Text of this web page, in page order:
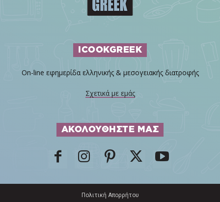
ICOOKGREEK
On-line εφημερίδα ελληνικής & μεσογειακής διατροφής
Σχετικά με εμάς
ΑΚΟΛΟΥΘΗΣΤΕ ΜΑΣ
Πολιτική Απορρήτου